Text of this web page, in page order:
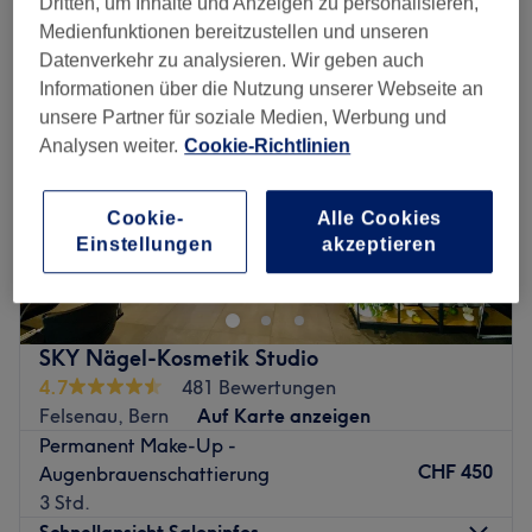
SKY Nägel-Kosmetik Studio
4.7
481 Bewertungen
Felsenau, Bern
Auf Karte anzeigen
Permanent Make-Up -
Augenbrauenschattierung
3 Std.
CHF 450
Medienfunktionen bereitzustellen und unseren
Datenverkehr zu analysieren. Wir geben auch
Informationen über die Nutzung unserer Webseite an
unsere Partner für soziale Medien, Werbung und
Analysen weiter. Cookie-Richtlinien
Alle Cookies
akzeptieren
Cookie-
Einstellungen